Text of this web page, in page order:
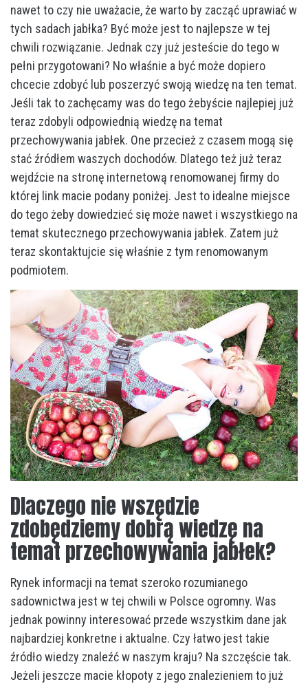
nawet to czy nie uważacie, że warto by zacząć uprawiać w
tych sadach jabłka? Być może jest to najlepsze w tej
chwili rozwiązanie. Jednak czy już jesteście do tego w
pełni przygotowani? No właśnie a być może dopiero
chcecie zdobyć lub poszerzyć swoją wiedzę na ten temat.
Jeśli tak to zachęcamy was do tego żebyście najlepiej już
teraz zdobyli odpowiednią wiedzę na temat
przechowywania jabłek. One przecież z czasem mogą się
stać źródłem waszych dochodów. Dlatego też już teraz
wejdźcie na stronę internetową renomowanej firmy do
której link macie podany poniżej. Jest to idealne miejsce
do tego żeby dowiedzieć się może nawet i wszystkiego na
temat skutecznego przechowywania jabłek. Zatem już
teraz skontaktujcie się właśnie z tym renomowanym
podmiotem.
Dlaczego nie wszędzie
zdobędziemy dobrą wiedzę na
temat przechowywania jabłek?
Rynek informacji na temat szeroko rozumianego
sadownictwa jest w tej chwili w Polsce ogromny. Was
jednak powinny interesować przede wszystkim dane jak
najbardziej konkretne i aktualne. Czy łatwo jest takie
źródło wiedzy znaleźć w naszym kraju? Na szczęście tak.
Jeżeli jeszcze macie kłopoty z jego znalezieniem to już